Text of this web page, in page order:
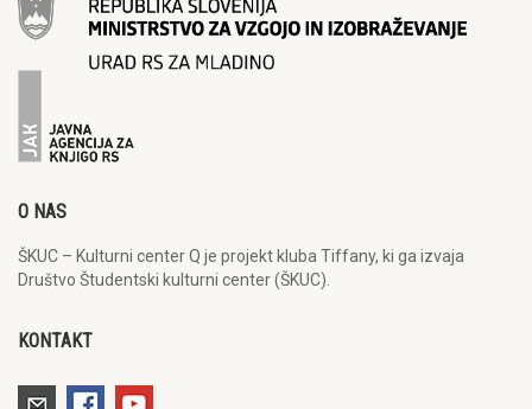
O NAS
ŠKUC – Kulturni center Q je projekt kluba Tiffany, ki ga izvaja
Društvo Študentski kulturni center (ŠKUC).
KONTAKT